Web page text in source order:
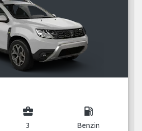
business_center
3
local_gas_station
Benzin